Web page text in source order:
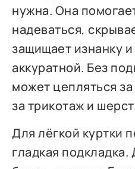
нужна. Она
надеваться,
защищает изнанку
аккуратной. Без
может цепляться
за трикотаж и
Для лёгкой куртки
гладкая